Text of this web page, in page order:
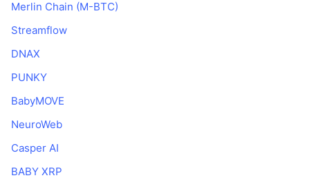
Merlin Chain (M-BTC)
Streamflow
DNAX
PUNKY
BabyMOVE
NeuroWeb
Casper AI
BABY XRP